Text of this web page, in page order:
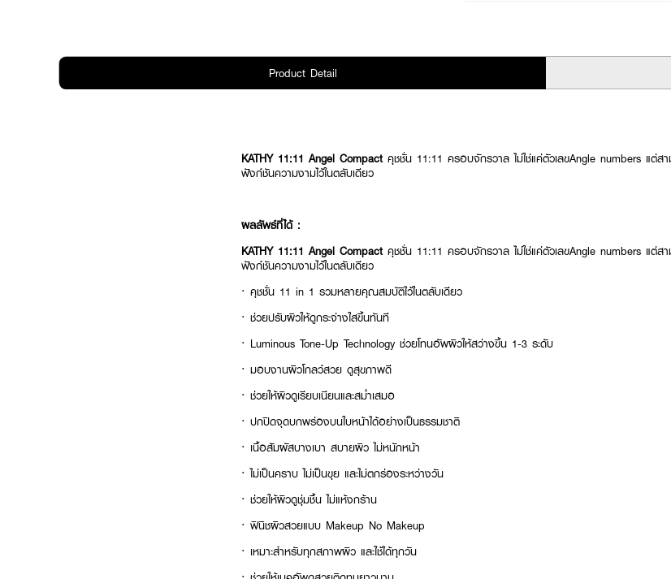
Product Detail
KATHY 11:11 Angel Compact คุชชั่น 11:11 ครอบจักรวาล ไม่ใช่แค่ตัวเลขAngle numbers แต่
ฟังก์ชันความงามไว้ในตลับเดียว
ผลลัพธ์ที่ได้ :
KATHY 11:11 Angel Compact คุชชั่น 11:11 ครอบจักรวาล ไม่ใช่แค่ตัวเลขAngle numbers แต่
ฟังก์ชันความงามไว้ในตลับเดียว
· คุชชั่น 11 in 1 รวมหลายคุณสมบัติไว้ในตลับเดียว
· ช่วยปรับผิวให้ดูกระจ่างใสขึ้นทันที
· Luminous Tone-Up Technology ช่วยโทนอัพผิวให้สว่างขึ้น 1-3 ระดับ
· มอบงานผิวโกลว์สวย ดูสุขภาพดี
· ช่วยให้ผิวดูเรียบเนียนและสม่ำเสมอ
· ปกปิดจุดบกพร่องบนใบหน้าได้อย่างเป็นธรรมชาติ
· เนื้อสัมผัสบางเบา สบายผิว ไม่หนักหน้า
· ไม่เป็นคราบ ไม่เป็นขุย และไม่ตกร่องระหว่างวัน
· ช่วยให้ผิวดูชุ่มชื้น ไม่แห้งกร้าน
· ฟินิชผิวสวยแบบ Makeup No Makeup
· เหมาะสำหรับทุกสภาพผิว และใช้ได้ทุกวัน